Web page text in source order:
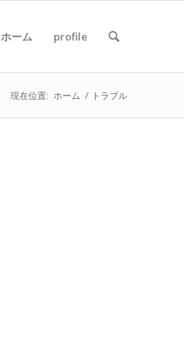
ホーム profile
現在位置: ホーム / トラブル